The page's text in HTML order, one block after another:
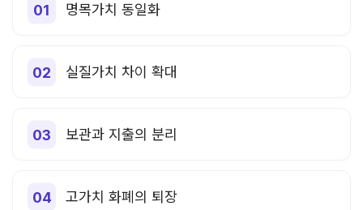
명목가치 동일화
실질가치 차이 확대
보관과 지출의 분리
고가치 화폐의 퇴장